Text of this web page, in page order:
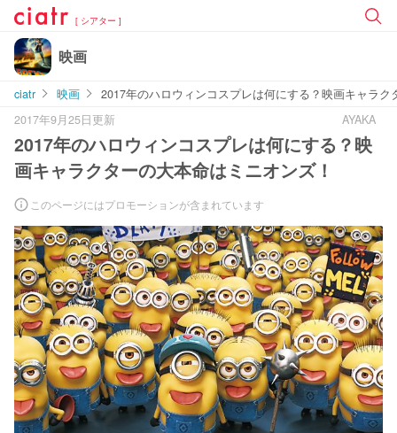
[ シアター ]
映画
ciatr 映画
2017年のハロウィンコスプレは何にする？映画キャラ
2017年9月25日更新
AYAKA
2017年のハロウィンコスプレは何にする？映
画キャラクターの大本命はミニオンズ！
このページにはプロモーションが含まれています